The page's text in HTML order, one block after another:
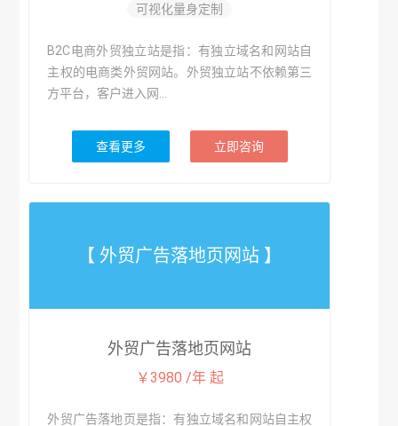
可视化量身定制
B2C电商外贸独立站是指：有独立域名和网站自
主权的电商类外贸网站。外贸独立站不依赖第三
方平台，客户进入网...
查看更多 立即咨询
【 外贸广告落地页网站 】
外贸广告落地页网站
￥3980 /年 起
外贸广告落地页是指：有独立域名和网站自主权